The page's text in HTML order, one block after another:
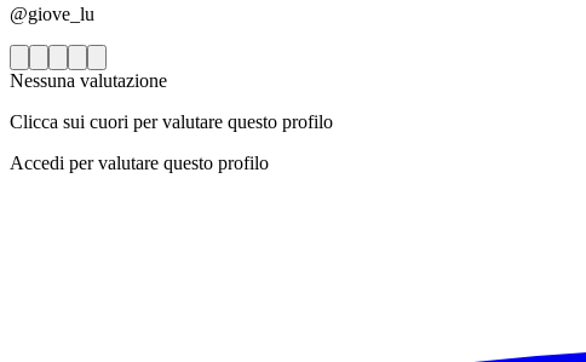
@giove_lu
Nessuna valutazione
Clicca sui cuori per valutare questo profilo
Accedi per valutare questo profilo